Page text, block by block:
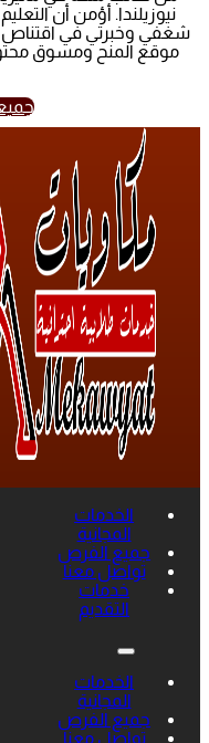
نيوزيلندا. أؤمن أن
شغفي وخبرتي في اقتناص
موقع المنح ومسوق
الخدمات
المجانية
جميع الفرص
تواصل معنا
خدمات
التقديم
الخدمات
المجانية
جميع الفرص
تواصل معنا